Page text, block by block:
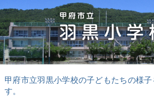
甲府市立羽黒小学校の子どもたちの様子
す。